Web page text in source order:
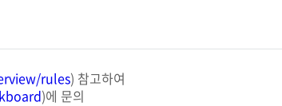
rules) 참고하여
)에 문의